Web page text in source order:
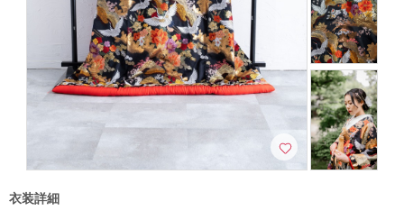
衣装詳細